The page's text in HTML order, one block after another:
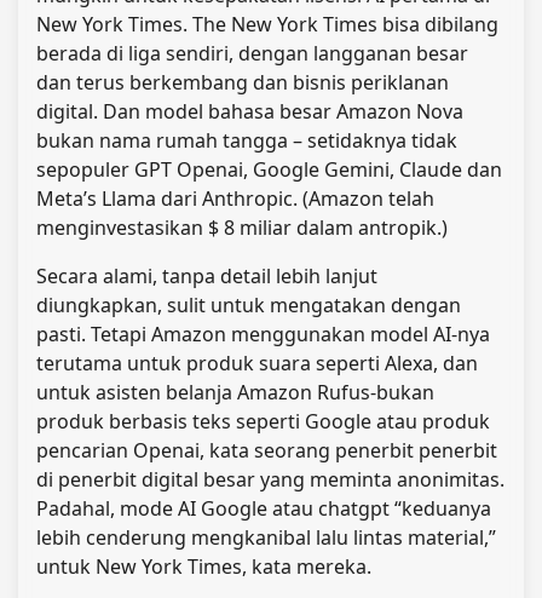
New York Times. The New York Times bisa dibilang
berada di liga sendiri, dengan langganan besar
dan terus berkembang dan bisnis periklanan
digital. Dan model bahasa besar Amazon Nova
bukan nama rumah tangga – setidaknya tidak
sepopuler GPT Openai, Google Gemini, Claude dan
Meta’s Llama dari Anthropic. (Amazon telah
menginvestasikan $ 8 miliar dalam antropik.)
Secara alami, tanpa detail lebih lanjut
diungkapkan, sulit untuk mengatakan dengan
pasti. Tetapi Amazon menggunakan model AI-nya
terutama untuk produk suara seperti Alexa, dan
untuk asisten belanja Amazon Rufus-bukan
produk berbasis teks seperti Google atau produk
pencarian Openai, kata seorang penerbit penerbit
di penerbit digital besar yang meminta anonimitas.
Padahal, mode AI Google atau chatgpt “keduanya
lebih cenderung mengkanibal lalu lintas material,”
untuk New York Times, kata mereka.